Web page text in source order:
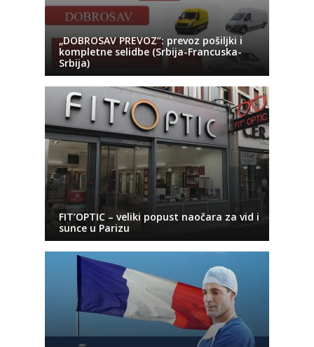
„DOBROSAV PREVOZ“: prevoz pošiljki i
kompletne selidbe (Srbija-Francuska-
Srbija)
FIT’OPTIC – veliki popust naočara za vid i
sunce u Parizu